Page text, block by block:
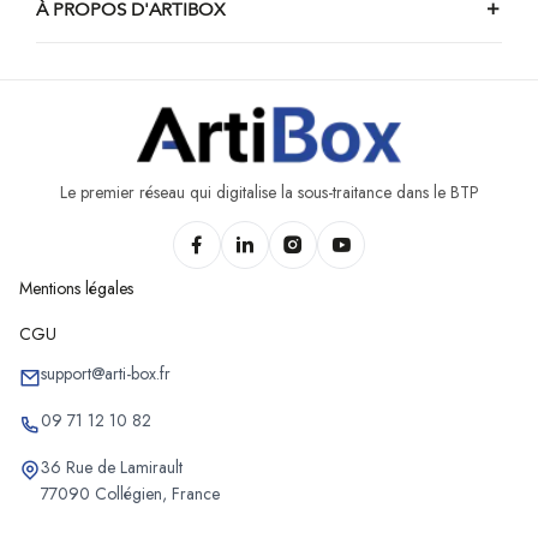
À PROPOS D'ARTIBOX
Le premier réseau qui digitalise la sous-traitance dans le BTP
Mentions légales
CGU
support@arti-box.fr
09 71 12 10 82
36 Rue de Lamirault
77090 Collégien, France